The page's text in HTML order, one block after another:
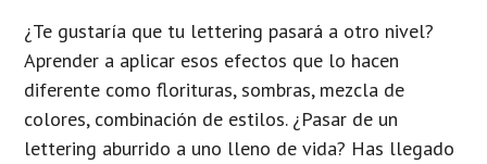
¿Te gustaría que tu lettering pasará a otro nivel?
Aprender a aplicar esos efectos que lo hacen
diferente como florituras, sombras, mezcla de
colores, combinación de estilos. ¿Pasar de un
lettering aburrido a uno lleno de vida? Has llegado